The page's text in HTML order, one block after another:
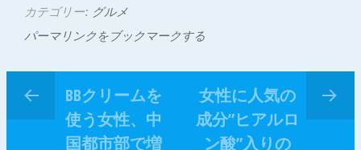
カテゴリー: グルメ
パーマリンクをブックマークする
BBクリームを
使う女性、中
国都市部で増
女性に人気の
成分”ヒアルロ
ン酸”入りの